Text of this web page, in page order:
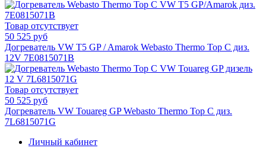
Товар отсутствует
50 525 руб
Догреватель VW T5 GP / Amarok Webasto Thermo Top C диз.
12V 7E0815071B
Товар отсутствует
50 525 руб
Догреватель VW Touareg GP Webasto Thermo Top C диз.
7L6815071G
Личный кабинет